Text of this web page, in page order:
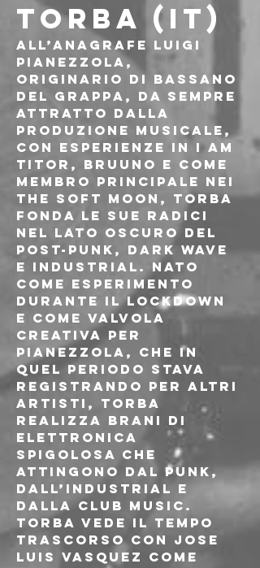
TORBA (IT)
All’anagrafe Luigi
Pianezzola,
originario di Bassano
del Grappa, da sempre
attratto dalla
produzione musicale,
con esperienze in I Am
Titor, Bruuno e come
membro principale nei
The Soft Moon, Torba
fonda le sue radici
nel lato oscuro del
post-punk, dark wave
e industrial. Nato
come esperimento
durante il lockdown
e come valvola
creativa per
Pianezzola, che in
quel periodo stava
registrando per altri
artisti, Torba
realizza brani di
elettronica
spigolosa che
attingono dal punk,
dall’industrial e
dalla club music.
Torba vede il tempo
trascorso con Jose
Luis Vasquez come